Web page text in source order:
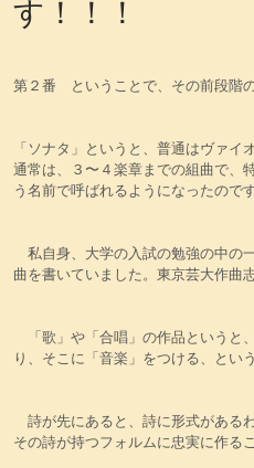
す！！！
第２番　ということで、その前段階
「ソナタ」というと、普通はヴァイ
通常は、３〜４楽章までの組曲で、
う名前で呼ばれるようになったのです
私自身、大学の入試の勉強の中の
曲を書いていました。東京芸大作曲
「歌」や「合唱」の作品というと
り、そこに「音楽」をつける、とい
詩が先にあると、詩に形式がある
その詩が持つフォルムに忠実に作る